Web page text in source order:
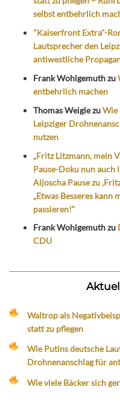
selbst entbehrlich
"Kaiserfront Extra"-
Lautsprecher den
antiwestliche
Frank Wohlgemuthzu
entbehrlich machen
Thomas WeiglezuWie
Leipziger
nutzen
„Fritz Litzmann, mein
Pause-Doku nun auch
Aljoscha Pause zu
„Etwas Besseres
passieren!“
Frank Wohlgemuthzu
CDU
Waltrop als
statt zu pflegen
Wie Putins deutsche
Drohnenanschlag für
Wie viele Bäcker sich